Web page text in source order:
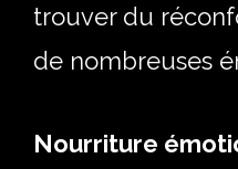
trouver du
de nombreuses
Nourriture